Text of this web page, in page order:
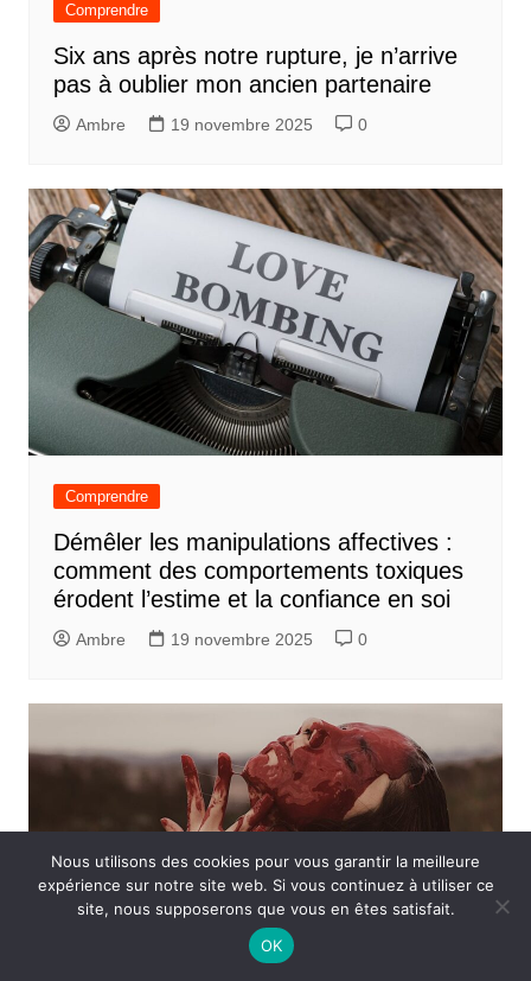
Comprendre
Six ans après notre rupture, je n’arrive
pas à oublier mon ancien partenaire
Ambre 19 novembre 2025 0
Comprendre
Démêler les manipulations affectives :
comment des comportements toxiques
érodent l’estime et la confiance en soi
Ambre 19 novembre 2025 0
Nous utilisons des cookies pour vous garantir la meilleure
expérience sur notre site web. Si vous continuez à utiliser ce
site, nous supposerons que vous en êtes satisfait.
OK